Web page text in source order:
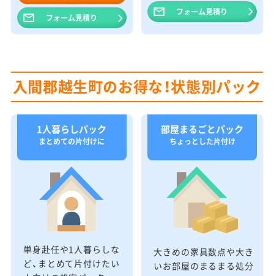
フォーム見積り
フォーム見積り
入間郡越生町のお得な！状態別パック
1人暮らしパック
まとめての片付けに
単身赴任や1人暮らしな
ど、まとめて片付けたい
部屋まるごとパック
ちょっとした片付け
大きめの家具数点や大き
いお部屋のまるまる処分